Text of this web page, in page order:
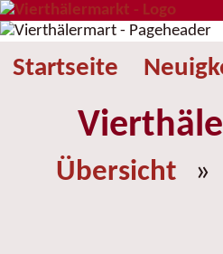
Startseite
Übersicht »